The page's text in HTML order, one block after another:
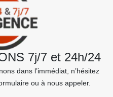
7j/7 et 24h/24
dans l’immédiat, n’hésitez
ou à nous appeler.